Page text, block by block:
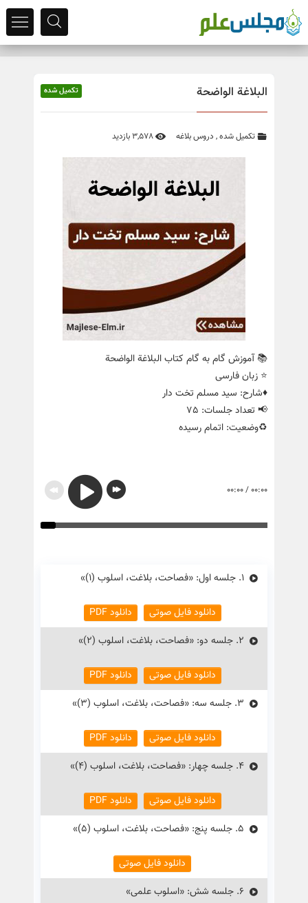
البلاغة الواضحة تکمیل شده
تکمیل شده, دروس بلاغه
📚 آموزش گام به گام کتاب البلاغة الواضحة
⭐️ زبان فارسی
♦️شارح: سید مسلم تخت دار
📢 تعداد جلسات: 75
♻️وضعیت: اتمام رسیده
00:00
/
00:00
1. جلسه اول: «فصاحت، بلاغت، اسلوب (1)»
دانلود فایل صوتی
دانلود PDF
2. جلسه دو: «فصاحت، بلاغت، اسلوب (2)»
دانلود فایل صوتی
دانلود PDF
3. جلسه سه: «فصاحت، بلاغت، اسلوب (3)»
دانلود فایل صوتی
دانلود PDF
4. جلسه چهار: «فصاحت، بلاغت، اسلوب (۴)»
دانلود فایل صوتی
دانلود PDF
5. جلسه پنج: «فصاحت، بلاغت، اسلوب (۵)»
دانلود فایل صوتی
6. جلسه شش: «اسلوب علمی»